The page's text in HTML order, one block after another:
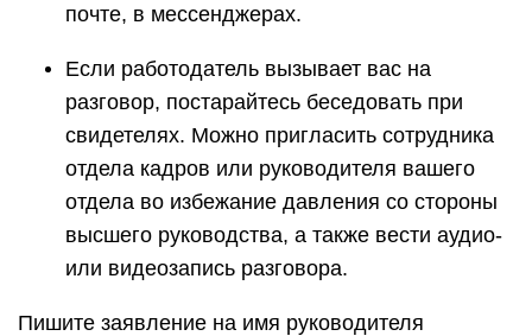
почте, в мессенджерах.
Если работодатель вызывает вас на
разговор, постарайтесь беседовать при
свидетелях. Можно пригласить сотрудника
отдела кадров или руководителя вашего
отдела во избежание давления со стороны
высшего руководства, а также вести аудио-
или видеозапись разговора.
Пишите заявление на имя руководителя